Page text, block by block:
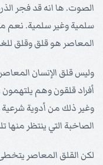
الصوت. ها انه قد فجر
سلمية وغير سلمية. نعم ما
المعاصر هو قلق وقلق
وليس قلق الإنسان
أفراد قلقون وهم
وغير ذلك من أدوية
الصاخبة التي ينتظر
لكن القلق المعاصر